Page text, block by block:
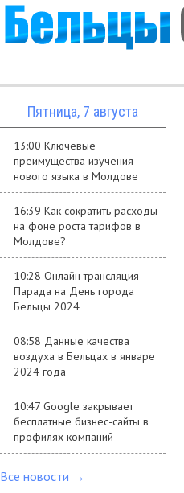
Пятница, 7 августа
13:00 Ключевые
преимущества изучения
нового языка в Молдове
16:39 Как сократить расходы
на фоне роста тарифов в
Молдове?
10:28 Онлайн трансляция
Парада на День города
Бельцы 2024
08:58 Данные качества
воздуха в Бельцах в январе
2024 года
10:47 Google закрывает
бесплатные бизнес-сайты в
профилях компаний
Все новости →